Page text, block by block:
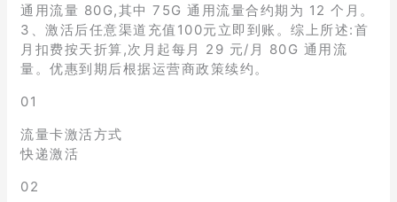
通用流量 80G,其中 75G 通用流量合约期为 12 个月。
3、激活后任意渠道充值100元立即到账。综上所述:首
月扣费按天折算,次月起每月 29 元/月 80G 通用流
量。优惠到期后根据运营商政策续约。
01
流量卡激活方式
快递激活
02